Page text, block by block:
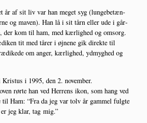
år af sit liv var han meget syg (lun­ge­be­tæn­
og maven). Han lå i sit tårn eller ude i går­
der kom til ham, med kær­lig­hed og omsorg.
tit med tårer i øjne­ne gik direk­te til
om anger, kær­lig­hed, ydmyg­hed og
i 1995, den 2. november.
rør­te han ved Her­rens ikon, som hang ved
til Ham: “Fra da jeg var tolv år gam­mel fulg­te
jeg klar, tag mig.”